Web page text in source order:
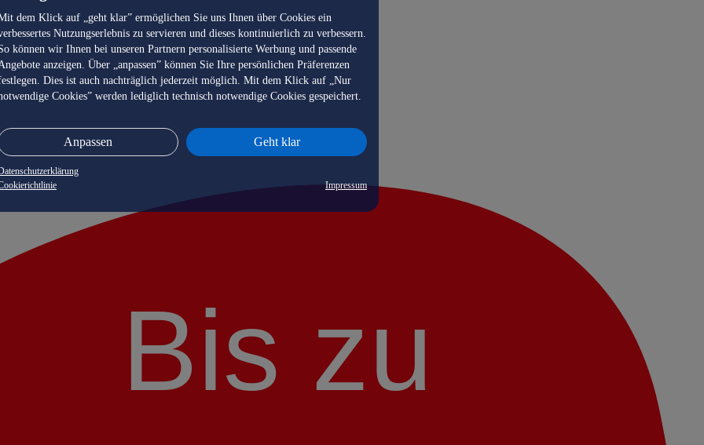
dem Klick auf „geht klar” ermöglichen Sie uns Ihnen über Cookies ein
Nutzungserlebnis zu servieren und dieses kontinuierlich zu verbessern.
können wir Ihnen bei unseren Partnern personalisierte Werbung und passende
anzeigen. Über „anpassen” können Sie Ihre persönlichen Präferenzen
Dies ist auch nachträglich jederzeit möglich. Mit dem Klick auf „Nur
Cookies” werden lediglich technisch notwendige Cookies gespeichert.
Anpassen Geht klar
Impressum
Bis zu